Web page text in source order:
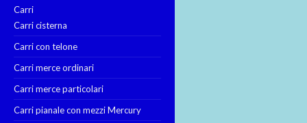
Carri
Carri cisterna
Carri con telone
Carri merce ordinari
Carri merce particolari
Carri pianale con mezzi Mercury